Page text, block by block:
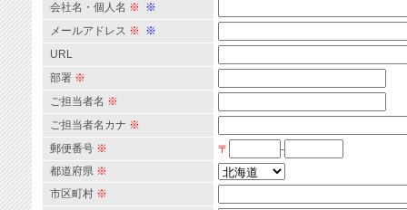
会社名・個人名 ※ ※
メールアドレス ※ ※
URL
部署 ※
ご担当者名 ※
ご担当者名カナ ※
郵便番号 ※ 〒
-
都道府県 ※
市区町村 ※